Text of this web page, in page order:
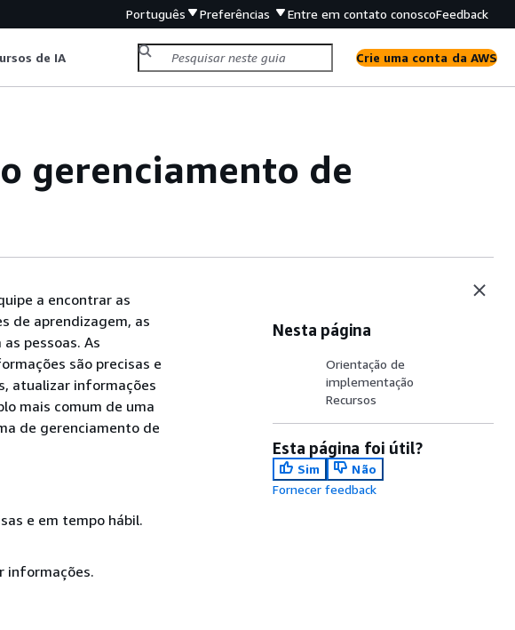
Português Preferências Entre em contato conoscoFeedback
de IA Crie uma conta da AWS
gerenciamento de
a encontrar as
de aprendizagem, as
pessoas. As
são precisas e
atualizar informações
mais comum de uma
de gerenciamento de
e em tempo hábil.
informações.
Nesta página
Orientação de
implementação
Recursos
Esta página foi útil?
Sim
Não
Fornecer feedback